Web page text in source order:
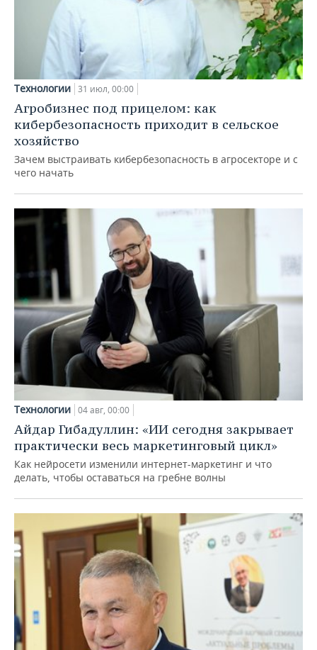
Технологии 31 июл, 00:00
Агробизнес под прицелом: как
кибербезопасность приходит в сельское
хозяйство
Зачем выстраивать кибербезопасность в агросекторе и с
чего начать
Технологии 04 авг, 00:00
Айдар Гибадуллин: «ИИ сегодня закрывает
практически весь маркетинговый цикл»
Как нейросети изменили интернет-маркетинг и что
делать, чтобы оставаться на гребне волны